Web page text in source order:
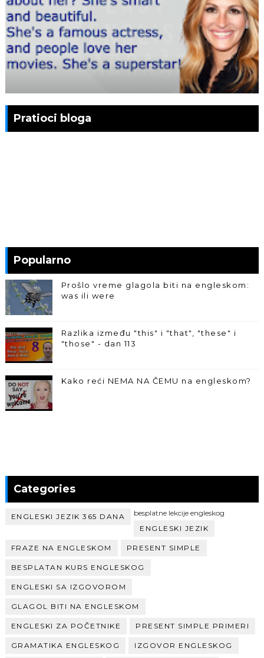
Pratioci bloga
Popularno
Prošlo vreme glagola biti na engleskom:
was ili were
Razlika između "this" i "that", "these" i
"those" - dan 113
Kako reći NEMA NA ČEMU na engleskom?
Categories
ENGLESKI JEZIK 365 DANA
besplatne lekcije engleskog
ENGLESKI JEZIK
FRAZE NA ENGLESKOM PRESENT SIMPLE
BESPLATAN KURS ENGLESKOG
ENGLESKI SA IZGOVOROM
GLAGOL BITI NA ENGLESKOM
ENGLESKI ZA POČETNIKE PRESENT SIMPLE PRIMERI
GRAMATIKA ENGLESKOG IZGOVOR ENGLESKOG